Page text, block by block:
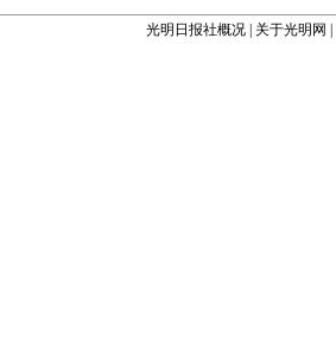
光明日报社概况 关于光明网